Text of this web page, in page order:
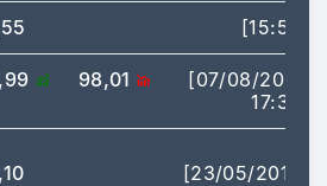
[15:59]
98,01
[07/08/2026
17:35]
[23/05/2019]